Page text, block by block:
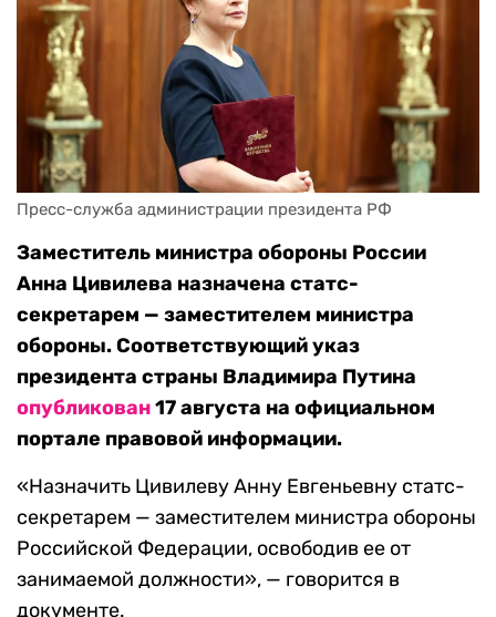
Пресс-служба администрации президента РФ
Заместитель министра обороны России
Анна Цивилева назначена статс-
секретарем — заместителем министра
обороны. Соответствующий указ
президента страны Владимира Путина
опубликован17 августа на официальном
портале правовой информации.
«Назначить Цивилеву Анну Евгеньевну статс-
секретарем — заместителем министра обороны
Российской Федерации, освободив ее от
занимаемой должности», — говорится в
документе.